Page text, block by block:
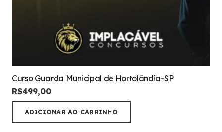
Curso Guarda Municipal de Hortolândia-SP
R$499,00
ADICIONAR AO CARRINHO